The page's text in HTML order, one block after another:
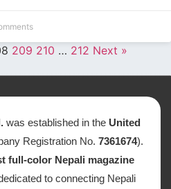
209 210 … 212 Next »
was established in the United
Registration No. 7361674).
full-color Nepali magazine
to connecting Nepali